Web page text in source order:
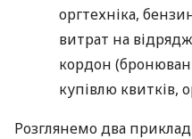
оргтехніка,
витрат на
кордон
купівлю квитків,
Розглянемо два